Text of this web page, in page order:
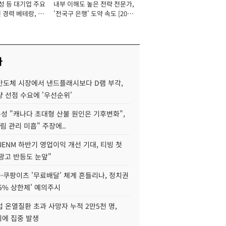
등 대기업 주요
경력 베테랑, 신
내부 이해도 높은 전략 전문가,
'전국구 은행' 도약 속도 [2026
도체 시장에서 낸드플래시보다 D램 부각,
선점 수요에 '우선순위'
"캐나다 초대형 산불 원인은 기후변화",
관리 미흡" 주장에..
하반기 영업이익 개선 기대, 티빙 첫
고 반등도 눈앞"
쿠팡이츠 '무료배달' 체계 흔들리나, 정치권
상한제' 예의주시
온열질환 초과 사망자 누적 2만5천 명,
집중 발생